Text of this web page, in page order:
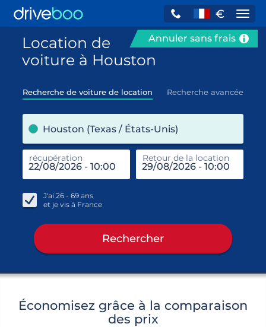
€
Annuler sans frais
Location de
voiture à Houston
Recherche de voiture de location Recherche avancée
Houston (Texas / États-Unis)
récupération Retour de la location
J'ai 26 - 69 ans
et je vis à France
Rechercher
Économisez grâce à la comparaison
des prix